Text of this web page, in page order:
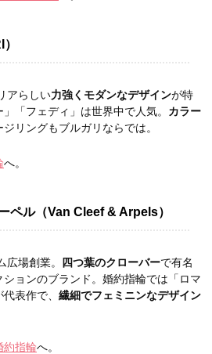
アらしい力強くモダンなデザインが特
「フェディ」は世界中で人気。 カラー
リングもブルガリならでは。
へ。
ペル（Van Cleef & Arpels）
場創業。 四つ葉のクローバーで有名
ョンのブランド。婚約指輪では「ロマ
表作で、 繊細でフェミニンなデザイン
約指輪へ。